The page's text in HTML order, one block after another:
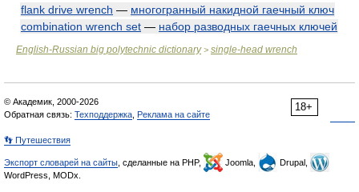
flank drive wrench — многогранный накидной гаечный ключ
combination wrench set — набор разводных гаечных ключей
English-Russian big polytechnic dictionary> single-head wrench
18+
© Академик, 2000-2026
Обратная связь: Техподдержка Реклама на сайте
👣 Путешествия
Экспорт словарей на сайты , сделанные на PHP, Joomla,
Drupal,
WordPress, MODx.